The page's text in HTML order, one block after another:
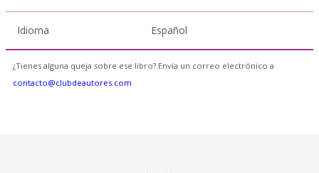
Idioma Español
¿Tienes alguna queja sobre ese libro? Envía un correo electrónico a
contacto@clubdeautores.com